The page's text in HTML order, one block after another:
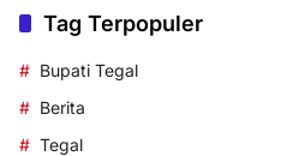
Tag Terpopuler
Bupati Tegal
Berita
Tegal